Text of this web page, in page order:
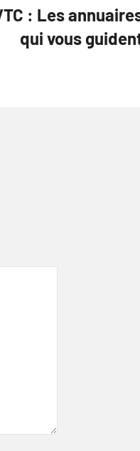
: Les
qui vous